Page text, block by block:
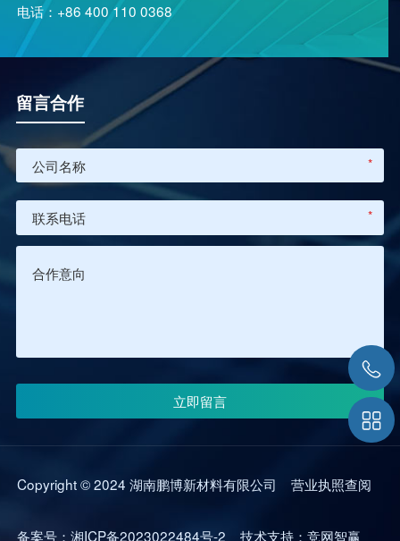
电话：+86 400 110 0368
留言合作
*
*
Copyright © 2024 湖南鹏博新材料有限公司营业执照查阅
备案号：湘ICP备2023022484号-2 技术支持：竞网智赢